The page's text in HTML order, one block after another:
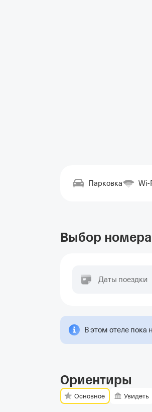
Парковка Wi-
Выбор номера
Даты поездки
В этом отеле
Ориентиры
Основное Увидеть